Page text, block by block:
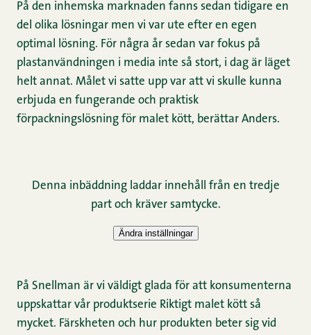
På den inhemska marknaden fanns sedan tidigare en
del olika lösningar men vi var ute efter en egen
optimal lösning. För några år sedan var fokus på
plastanvändningen i media inte så stort, i dag är läget
helt annat. Målet vi satte upp var att vi skulle kunna
erbjuda en fungerande och praktisk
förpackningslösning för malet kött, berättar Anders.
På Snellman är vi väldigt glada för att konsumenterna
uppskattar vår produktserie Riktigt malet kött så
mycket. Färskheten och hur produkten beter sig vid